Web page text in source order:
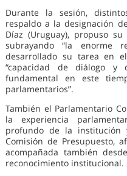
Durante la sesión,
respaldo a la designación
Díaz (Uruguay), propuso
subrayando “la enorme
desarrollado su tarea en
“capacidad de diálogo y
fundamental en este
parlamentarios”.
También el Parlamentario
la experiencia
profundo de la institución
Comisión de Presupuesto,
acompañada también
reconocimiento institucional.